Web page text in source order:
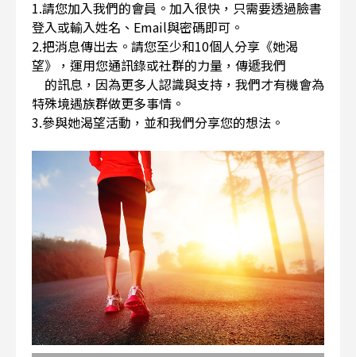
1.請您加入我們的會員。加入很快，只需要透過臉書
登入或輸入姓名、Email與密碼即可。
2.把消息傳出去。請您至少和10個人分享《她渴
望》，運用您通訊錄或社群的力量，傳遞我們
的訊息，因為更多人認識與支持，我們才有機會為
特殊境遇族群做更多事情。
3.參與她渴望活動，並和我們分享您的想法。